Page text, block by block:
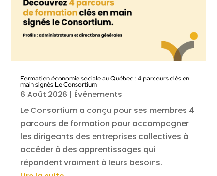
Formation économie sociale au Québec : 4 parcours clés en
main signés Le Consortium
6 Août 2026 | Événements
Le Consortium a conçu pour ses membres 4
parcours de formation pour accompagner
les dirigeants des entreprises collectives à
accéder à des apprentissages qui
répondent vraiment à leurs besoins.